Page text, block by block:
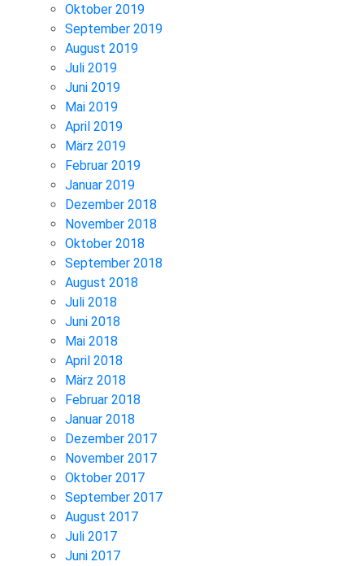
Oktober 2019
September 2019
August 2019
Juli 2019
Juni 2019
Mai 2019
April 2019
März 2019
Februar 2019
Januar 2019
Dezember 2018
November 2018
Oktober 2018
September 2018
August 2018
Juli 2018
Juni 2018
Mai 2018
April 2018
März 2018
Februar 2018
Januar 2018
Dezember 2017
November 2017
Oktober 2017
September 2017
August 2017
Juli 2017
Juni 2017